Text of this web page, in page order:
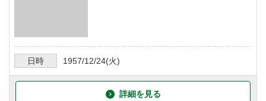
日時 1957/12/24(火)
詳細を見る